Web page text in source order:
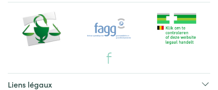
Liens légaux